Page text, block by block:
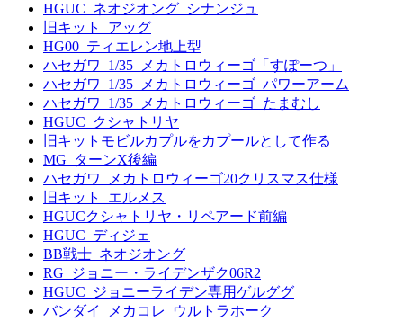
HGUC_ネオジオング_シナンジュ
旧キット_アッグ
HG00_ティエレン地上型
ハセガワ_1/35_メカトロウィーゴ「すぽーつ」
ハセガワ_1/35_メカトロウィーゴ_パワーアーム
ハセガワ_1/35_メカトロウィーゴ_たまむし
HGUC_クシャトリヤ
旧キットモビルカプルをカプールとして作る
MG_ターンX後編
ハセガワ_メカトロウィーゴ20クリスマス仕様
旧キット_エルメス
HGUCクシャトリヤ・リペアード前編
HGUC_ディジェ
BB戦士_ネオジオング
RG_ジョニー・ライデンザク06R2
HGUC_ジョニーライデン専用ゲルググ
バンダイ_メカコレ_ウルトラホーク